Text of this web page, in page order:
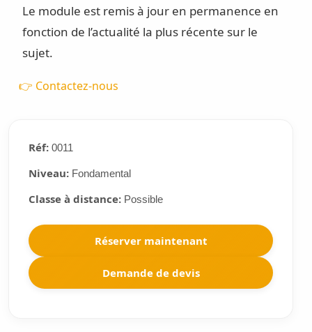
Le module est remis à jour en permanence en
fonction de l’actualité la plus récente sur le
sujet.
👉 Contactez-nous
Réf:0011
Niveau:Fondamental
Classe à distance:Possible
Réserver maintenant
Demande de devis